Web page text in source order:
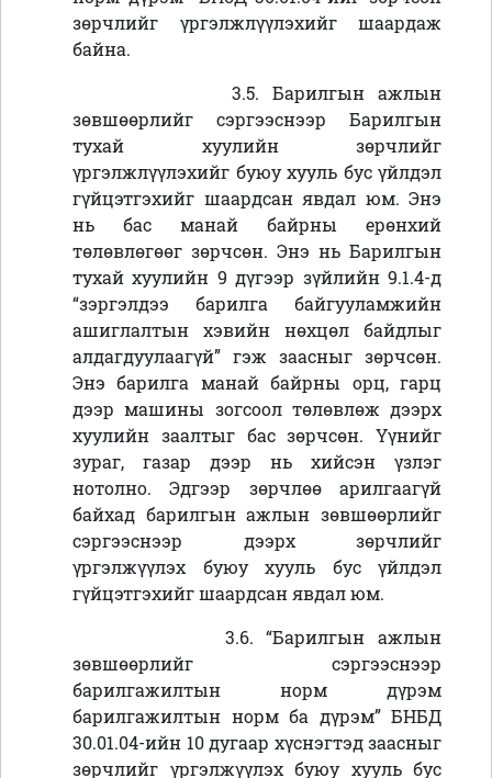
зөрчлийг үргэлжлүүлэхийг шаардаж
байна.
3.5. Барилгын ажлын
зөвшөөрлийг сэргээснээр Барилгын
тухай хуулийн зөрчлийг
үргэлжлүүлэхийг буюу хууль бус үйлдэл
гүйцэтгэхийг шаардсан явдал юм. Энэ
нь бас манай байрны ерөнхий
төлөвлөгөөг зөрчсөн. Энэ нь Барилгын
тухай хуулийн 9 дүгээр зүйлийн 9.1.4-д
“зэргэлдээ барилга байгууламжийн
ашиглалтын хэвийн нөхцөл байдлыг
алдагдуулаагүй” гэж заасныг зөрчсөн.
Энэ барилга манай байрны орц, гарц
дээр машины зогсоол төлөвлөж дээрх
хуулийн заалтыг бас зөрчсөн. Үүнийг
зураг, газар дээр нь хийсэн үзлэг
нотолно. Эдгээр зөрчлөө арилгаагүй
байхад барилгын ажлын зөвшөөрлийг
сэргээснээр дээрх зөрчлийг
үргэлжүүлэх буюу хууль бус үйлдэл
гүйцэтгэхийг шаардсан явдал юм.
3.6. “Барилгын ажлын
зөвшөөрлийг сэргээснээр
барилгажилтын норм дүрэм
барилгажилтын норм ба дүрэм” БНБД
30.01.04-ийн 10 дугаар хүснэгтэд заасныг
зөрчлийг үргэлжүүлэх буюу хууль бус